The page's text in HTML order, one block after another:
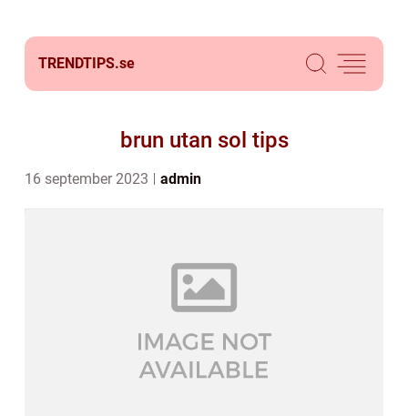
TRENDTIPS.se
brun utan sol tips
16 september 2023 admin